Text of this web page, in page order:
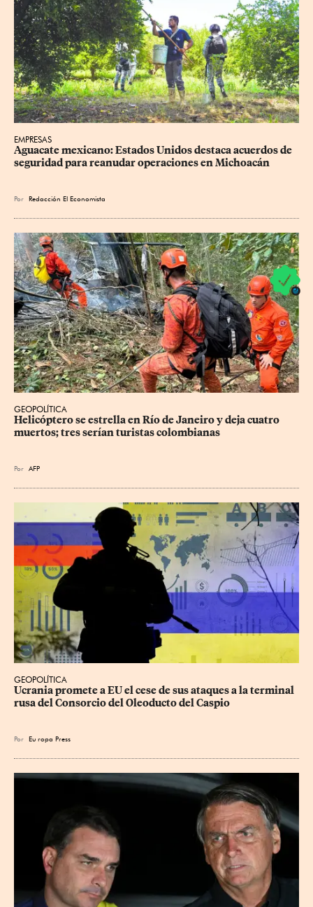
EMPRESAS
Aguacate mexicano: Estados Unidos destaca acuerdos de
seguridad para reanudar operaciones en Michoacán
Por Redacción El Economista
GEOPOLÍTICA
Helicóptero se estrella en Río de Janeiro y deja cuatro
muertos; tres serían turistas colombianas
Por AFP
GEOPOLÍTICA
Ucrania promete a EU el cese de sus ataques a la terminal
rusa del Consorcio del Oleoducto del Caspio
Por Eu ropa Press